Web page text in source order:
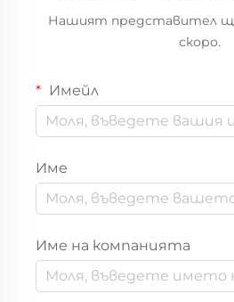
Нашият представител
скоро.
Имейл
Име
Име на компанията